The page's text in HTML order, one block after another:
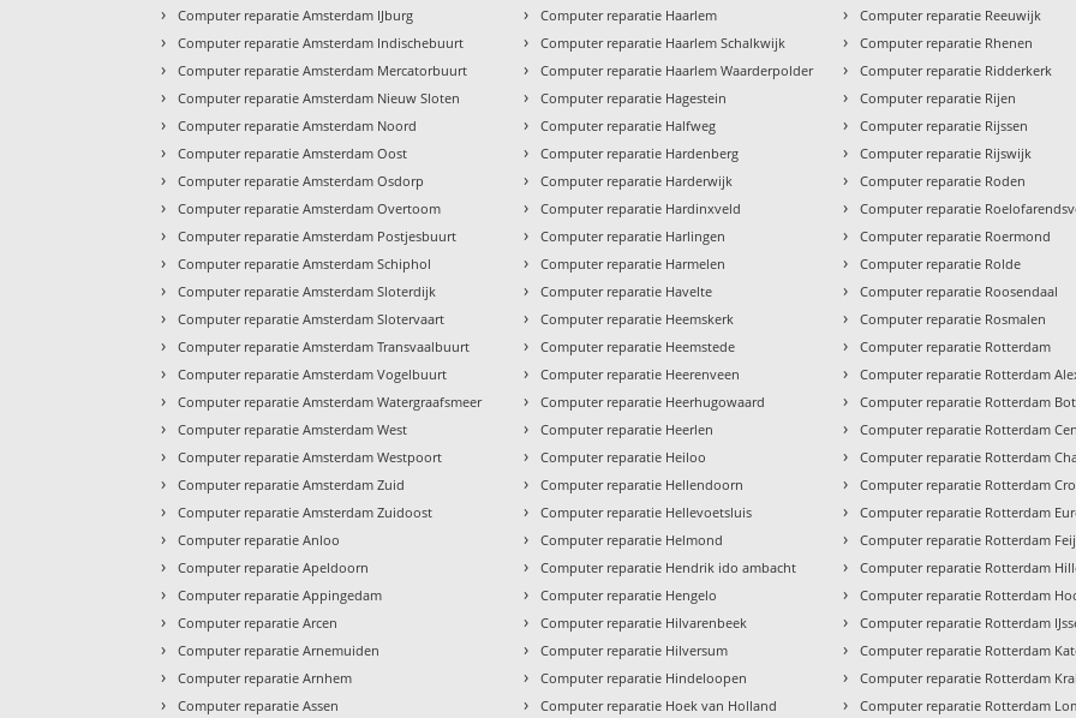
› Computer reparatie Amsterdam IJburg
› Computer reparatie Amsterdam Indischebuurt
› Computer reparatie Amsterdam Mercatorbuurt
› Computer reparatie Amsterdam Nieuw Sloten
› Computer reparatie Amsterdam Noord
› Computer reparatie Amsterdam Oost
› Computer reparatie Amsterdam Osdorp
› Computer reparatie Amsterdam Overtoom
› Computer reparatie Amsterdam Postjesbuurt
› Computer reparatie Amsterdam Schiphol
› Computer reparatie Amsterdam Sloterdijk
› Computer reparatie Amsterdam Slotervaart
› Computer reparatie Amsterdam Transvaalbuurt
› Computer reparatie Amsterdam Vogelbuurt
› Computer reparatie Amsterdam Watergraafsmeer
› Computer reparatie Amsterdam West
› Computer reparatie Amsterdam Westpoort
› Computer reparatie Amsterdam Zuid
› Computer reparatie Amsterdam Zuidoost
› Computer reparatie Anloo
› Computer reparatie Apeldoorn
› Computer reparatie Appingedam
› Computer reparatie Arcen
› Computer reparatie Arnemuiden
› Computer reparatie Arnhem
› Computer reparatie Assen
› Computer reparatie Haarlem
› Computer reparatie Haarlem Schalkwijk
› Computer reparatie Haarlem Waarderpolder
› Computer reparatie Hagestein
› Computer reparatie Halfweg
› Computer reparatie Hardenberg
› Computer reparatie Harderwijk
› Computer reparatie Hardinxveld
› Computer reparatie Harlingen
› Computer reparatie Harmelen
› Computer reparatie Havelte
› Computer reparatie Heemskerk
› Computer reparatie Heemstede
› Computer reparatie Heerenveen
› Computer reparatie Heerhugowaard
› Computer reparatie Heerlen
› Computer reparatie Heiloo
› Computer reparatie Hellendoorn
› Computer reparatie Hellevoetsluis
› Computer reparatie Helmond
› Computer reparatie Hendrik ido ambacht
› Computer reparatie Hengelo
› Computer reparatie Hilvarenbeek
› Computer reparatie Hilversum
› Computer reparatie Hindeloopen
› Computer reparatie Hoek van Holland
› Computer reparatie Reeuwijk
› Computer reparatie Rhenen
› Computer reparatie Ridderkerk
› Computer reparatie Rijen
› Computer reparatie Rijssen
› Computer reparatie Rijswijk
› Computer reparatie Roden
› Computer reparatie
› Computer reparatie Roermond
› Computer reparatie Rolde
› Computer reparatie Roosendaal
› Computer reparatie Rosmalen
› Computer reparatie Rotterdam
› Computer reparatie Rotterdam
› Computer reparatie Rotterdam
› Computer reparatie Rotterdam
› Computer reparatie Rotterdam
› Computer reparatie Rotterdam
› Computer reparatie Rotterdam
› Computer reparatie Rotterdam
› Computer reparatie Rotterdam
› Computer reparatie Rotterdam
› Computer reparatie Rotterdam
› Computer reparatie Rotterdam
› Computer reparatie Rotterdam
› Computer reparatie Rotterdam